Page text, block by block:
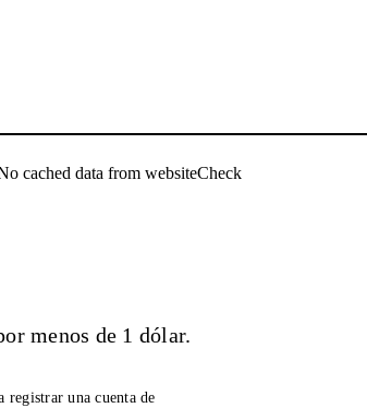
cached data from websiteCheck
menos de 1 dólar.
registrar una cuenta de